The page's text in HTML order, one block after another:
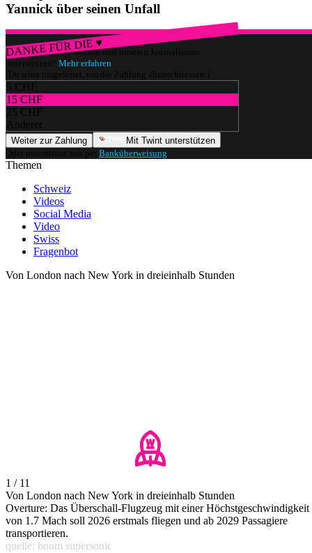
Yannick über seinen Unfall
DANKE FÜR DIE ♥
Würdest du gerne watson und unseren Journalismus
unterstützen? Mehr erfahren
(Du wirst umgeleitet, um die Zahlung abzuschliessen.)
5 CHF
15 CHF
25 CHF
Anderer
Weiter zur Zahlung
Mit Twint unterstützen
Oder unterstütze uns per Banküberweisung
Themen
Schweiz
Videos
Social Media
Video
Swiss
Fragenbot
Von London nach New York in dreieinhalb Stunden
1 / 11
Von London nach New York in dreieinhalb Stunden
Overture: Das Überschall-Flugzeug mit einer Höchstgeschwindigkeit
von 1.7 Mach soll 2026 erstmals fliegen und ab 2029 Passagiere
transportieren.
quelle: boom supersonic